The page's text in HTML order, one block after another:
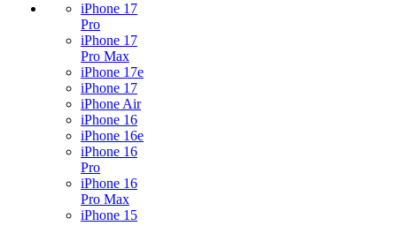
iPhone 17
Pro
iPhone 17
Pro Max
iPhone 17e
iPhone 17
iPhone Air
iPhone 16
iPhone 16e
iPhone 16
Pro
iPhone 16
Pro Max
iPhone 15